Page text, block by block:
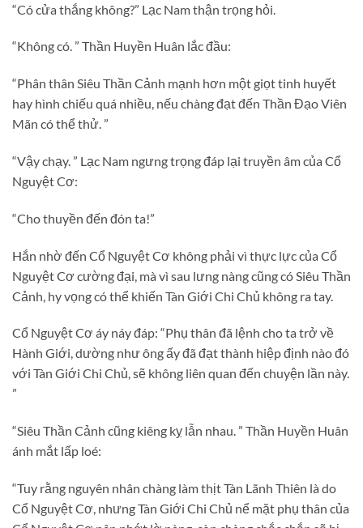
“Có cửa thắng không?” Lạc Nam thận trọng hỏi.
“Không có. ” Thần Huyền Huân lắc đầu:
“Phân thân Siêu Thần Cảnh mạnh hơn một giọt tinh huyết
hay hình chiếu quá nhiều, nếu chàng đạt đến Thần Đạo Viên
Mãn có thể thử. ”
“Vậy chạy. ” Lạc Nam ngưng trọng đáp lại truyền âm của Cổ
Nguyệt Cơ:
“Cho thuyền đến đón ta!”
Hắn nhờ đến Cổ Nguyệt Cơ không phải vì thực lực của Cổ
Nguyệt Cơ cường đại, mà vì sau lưng nàng cũng có Siêu Thần
Cảnh, hy vọng có thể khiến Tàn Giới Chi Chủ không ra tay.
Cổ Nguyệt Cơ áy náy đáp: “Phụ thân đã lệnh cho ta trở về
Hành Giới, dường như ông ấy đã đạt thành hiệp định nào đó
với Tàn Giới Chi Chủ, sẽ không liên quan đến chuyện lần này.
”
“Siêu Thần Cảnh cũng kiêng kỵ lẫn nhau. ” Thần Huyền Huân
ánh mắt lấp loé:
“Tuy rằng nguyên nhân chàng làm thịt Tàn Lãnh Thiên là do
Cổ Nguyệt Cơ, nhưng Tàn Giới Chi Chủ nể mặt phụ thân của